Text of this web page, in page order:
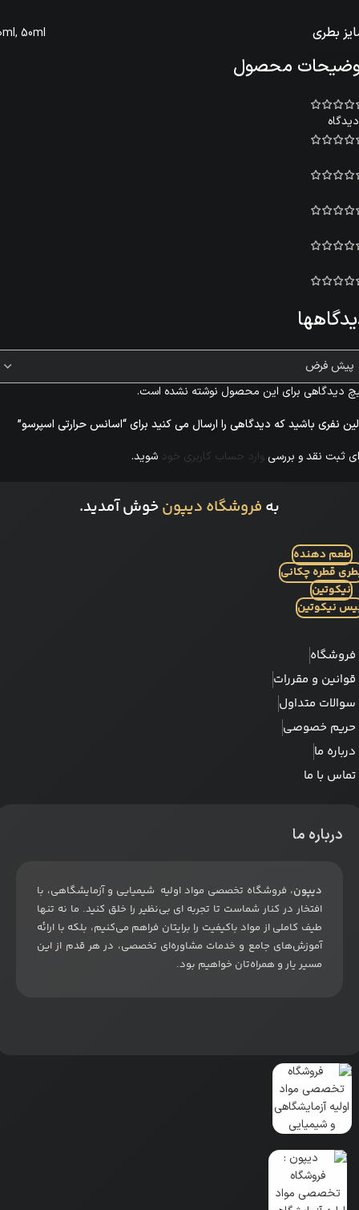
بطری , 50ml
محصول
دیدگاهی برای این محصول نوشته نشده است.
نفری باشید که دیدگاهی را ارسال می کنید برای “اسانس حرارتی اسپرسو”
ثبت نقد و بررسی وارد حساب کاربری خود شوید.
به فروشگاه دیپونخوش آمدید.
طعم دهنده
قطره چکانی
نیکوتین
نیکوتین
فروشگاه
قوانین و مقررات
سوالات متداول
حریم خصوصی
درباره ما
تماس با ما
درباره ما
دیپون، فروشگاه تخصصی مواد اولیه شیمیایی و آزمایشگاهی، با
افتخار در کنار شماست تا تجربه ای بی‌نظیر را خلق کنید. ما نه تنها
طیف کاملی از مواد باکیفیت را برایتان فراهم می‌کنیم، بلکه با ارائه
آموزش‌های جامع و خدمات مشاوره‌ای تخصصی، در هر قدم از این
مسیر یار و همراه‌تان خواهیم بود.